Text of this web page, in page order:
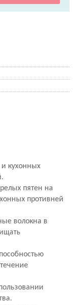
и кухонных
пятен на
противней
волокна в